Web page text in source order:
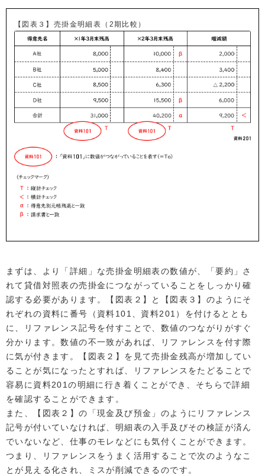
【図表３】売掛金明細表（2期比較）
まずは、より「詳細」な売掛金明細表の数値が、「要約」さ
れて貸借対照表の売掛金につながっていることをしっかり確
認する必要があります。【図表２】と【図表３】のようにそ
れぞれの資料に番号（資料101、資料201）を付けるととも
に、リファレンス記号を付すことで、数値のつながりがすぐ
分かります。数値の不一致があれば、リファレンスを付す際
に気が付きます。【図表２】を見て売掛金残高が増加してい
ることが気になったとすれば、リファレンスをたどることで
容易に資料201の明細に行き着くことができ、そちらで詳細
を確認することができます。
また、【図表２】の「現金及び預金」のようにリファレンス
記号が付いていなければ、明細表の入手及びその検証が済ん
でいないなど、仕事のモレなどにも気付くことができます。
つまり、リファレンスをうまく活用することで次のようなこ
とが見える化され、ミスが削減できるのです。